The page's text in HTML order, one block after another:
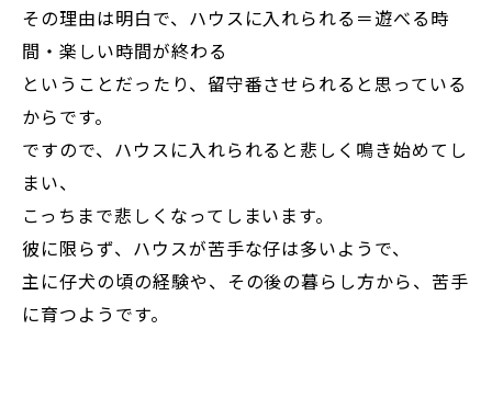
その理由は明白で、ハウスに入れられる＝遊べる時
間・楽しい時間が終わる
ということだったり、留守番させられると思っている
からです。
ですので、ハウスに入れられると悲しく鳴き始めてし
まい、
こっちまで悲しくなってしまいます。
彼に限らず、ハウスが苦手な仔は多いようで、
主に仔犬の頃の経験や、その後の暮らし方から、苦手
に育つようです。